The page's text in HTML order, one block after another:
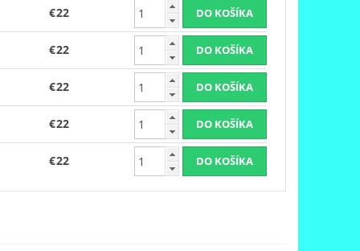
€22
€22
€22
€22
€22